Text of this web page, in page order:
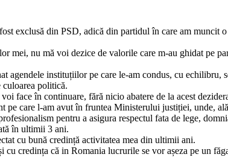
exclusă din PSD, adică din partidul în care am muncit
mei, nu mă voi dezice de valorile care m-au ghidat pe
agendele instituțiilor pe care le-am condus, cu
politică.
face în continuare, fără nicio abatere de la acest
pe care l-am avut în fruntea Ministerului justiției, unde,
pentru a asigura respectul fata de lege,
în ultimii 3 ani.
cu bună credință activitatea mea din ultimii ani.
credința că in Romania lucrurile se vor așeza pe un